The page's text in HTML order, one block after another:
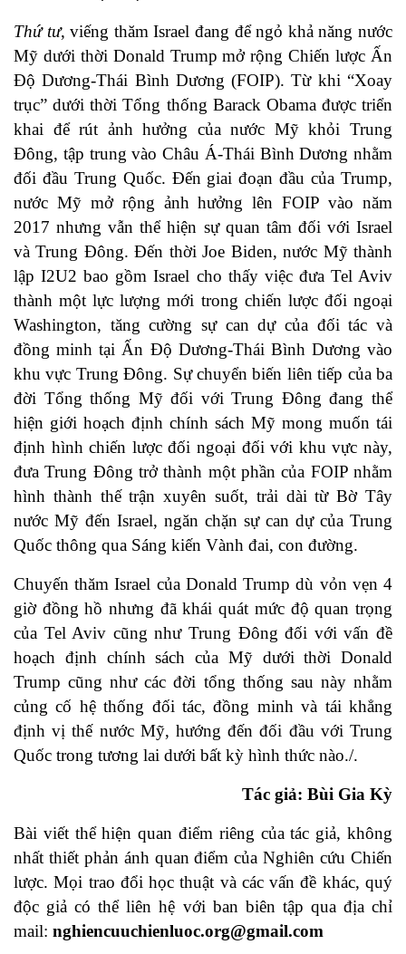
Thứ tư, viếng thăm Israel đang để ngỏ khả năng nước
Mỹ dưới thời Donald Trump mở rộng Chiến lược Ấn
Độ Dương-Thái Bình Dương (FOIP). Từ khi “Xoay
trục” dưới thời Tổng thống Barack Obama được triển
khai để rút ảnh hưởng của nước Mỹ khỏi Trung
Đông, tập trung vào Châu Á-Thái Bình Dương nhằm
đối đầu Trung Quốc. Đến giai đoạn đầu của Trump,
nước Mỹ mở rộng ảnh hưởng lên FOIP vào năm
2017 nhưng vẫn thể hiện sự quan tâm đối với Israel
và Trung Đông. Đến thời Joe Biden, nước Mỹ thành
lập I2U2 bao gồm Israel cho thấy việc đưa Tel Aviv
thành một lực lượng mới trong chiến lược đối ngoại
Washington, tăng cường sự can dự của đối tác và
đồng minh tại Ấn Độ Dương-Thái Bình Dương vào
khu vực Trung Đông. Sự chuyển biến liên tiếp của ba
đời Tổng thống Mỹ đối với Trung Đông đang thể
hiện giới hoạch định chính sách Mỹ mong muốn tái
định hình chiến lược đối ngoại đối với khu vực này,
đưa Trung Đông trở thành một phần của FOIP nhằm
hình thành thế trận xuyên suốt, trải dài từ Bờ Tây
nước Mỹ đến Israel, ngăn chặn sự can dự của Trung
Quốc thông qua Sáng kiến Vành đai, con đường.
Chuyến thăm Israel của Donald Trump dù vỏn vẹn 4
giờ đồng hồ nhưng đã khái quát mức độ quan trọng
của Tel Aviv cũng như Trung Đông đối với vấn đề
hoạch định chính sách của Mỹ dưới thời Donald
Trump cũng như các đời tổng thống sau này nhằm
củng cố hệ thống đối tác, đồng minh và tái khẳng
định vị thế nước Mỹ, hướng đến đối đầu với Trung
Quốc trong tương lai dưới bất kỳ hình thức nào./.
Tác giả: Bùi Gia Kỳ
Bài viết thể hiện quan điểm riêng của tác giả, không
nhất thiết phản ánh quan điểm của Nghiên cứu Chiến
lược. Mọi trao đổi học thuật và các vấn đề khác, quý
độc giả có thể liên hệ với ban biên tập qua địa chỉ
mail: nghiencuuchienluoc.org@gmail.com